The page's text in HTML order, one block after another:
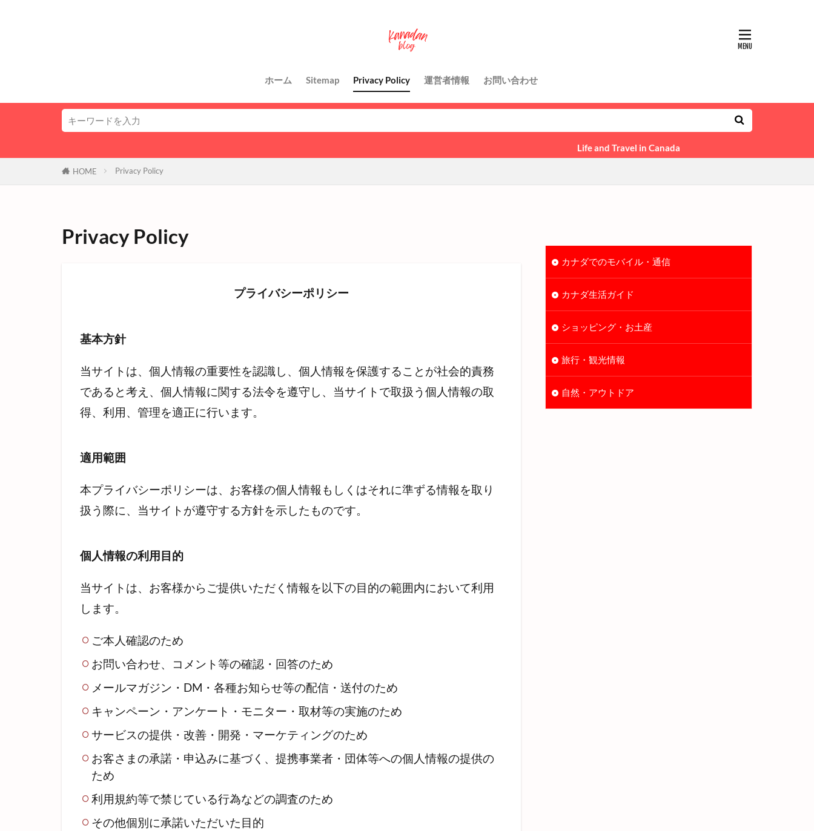
ホーム Sitemap Privacy Policy 運営者情報 お問い合わせ
Life and Travel in Canada
HOME Privacy Policy
Privacy Policy
プライバシーポリシー
基本方針
当サイトは、個人情報の重要性を認識し、個人情報を保護することが社会的責務
であると考え、個人情報に関する法令を遵守し、当サイトで取扱う個人情報の取
得、利用、管理を適正に行います。
適用範囲
本プライバシーポリシーは、お客様の個人情報もしくはそれに準ずる情報を取り
扱う際に、当サイトが遵守する方針を示したものです。
個人情報の利用目的
当サイトは、お客様からご提供いただく情報を以下の目的の範囲内において利用
します。
ご本人確認のため
お問い合わせ、コメント等の確認・回答のため
メールマガジン・DM・各種お知らせ等の配信・送付のため
キャンペーン・アンケート・モニター・取材等の実施のため
サービスの提供・改善・開発・マーケティングのため
お客さまの承諾・申込みに基づく、提携事業者・団体等への個人情報の提供の
ため
利用規約等で禁じている行為などの調査のため
その他個別に承諾いただいた目的
カナダでのモバイル・通信
カナダ生活ガイド
ショッピング・お土産
旅行・観光情報
自然・アウトドア